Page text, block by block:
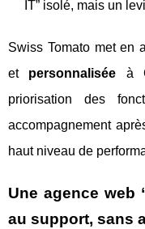
IT” isolé, mais un
Swiss Tomato met en
et personnalisée à
priorisation des
accompagnement
haut niveau de
Une agence web
au support, sans